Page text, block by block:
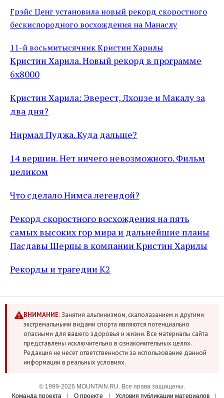
Грэйс Ценг установила новый рекорд скоростного
бескислородного восхождения на Манаслу
11-й восьмитысячник Кристин Харилы
Кристин Харила. Новый рекорд в программе
6x8000
Кристин Харила: Эверест, Лхоцзе и Макалу за
два дня?
Нирмал Пуджа. Куда дальше?
14 вершин. Нет ничего невозможного. Фильм
целиком
Что сделало Нимса легендой?
Рекорд скоростного восхождения на пять
самых высоких гор мира и дальнейшие планы
Пасдавы Шерпы в компании Кристин Харилы
Рекорды и трагедии К2
ВНИМАНИЕ:Занятия альпинизмом, скалолазанием и другими
экстремальными видами спорта являются потенциально
опасными для вашего здоровья и жизни. Все материалы сайта
представлены исключительно в ознакомительных целях.
Редакция не несет ответственности за использование данной
информации в реальных условиях.
© 1999-2026 MOUNTAIN.RU. Все права защищены.
Команда проекта
О проекте Условия публикации материалов